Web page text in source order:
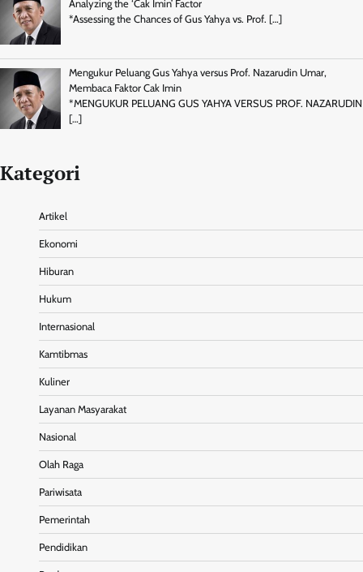
Analyzing the ‘Cak Imin’ Factor
*Assessing the Chances of Gus Yahya vs. Prof. […]
Mengukur Peluang Gus Yahya versus Prof. Nazarudin Umar,
Membaca Faktor Cak Imin
*MENGUKUR PELUANG GUS YAHYA VERSUS PROF. NAZARUDIN
[…]
Kategori
Artikel
Ekonomi
Hiburan
Hukum
Internasional
Kamtibmas
Kuliner
Layanan Masyarakat
Nasional
Olah Raga
Pariwisata
Pemerintah
Pendidikan